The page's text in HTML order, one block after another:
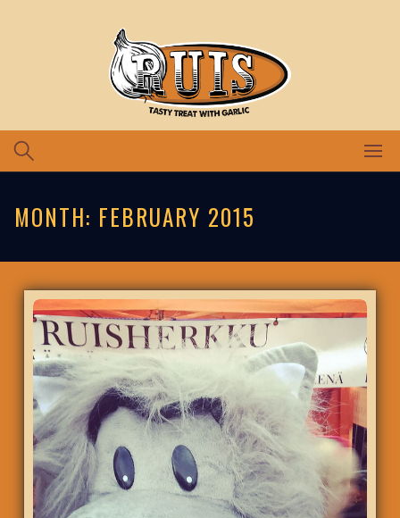
MONTH: FEBRUARY 2015